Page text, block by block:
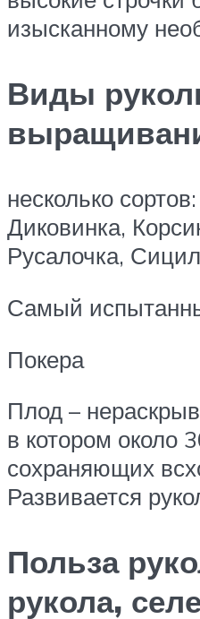
изысканному
Виды
несколько
Диковинка,
Русалочка,
Самый
Покера
Плод –
в котором около
сохраняющих
Развивается
Польза
рукола,